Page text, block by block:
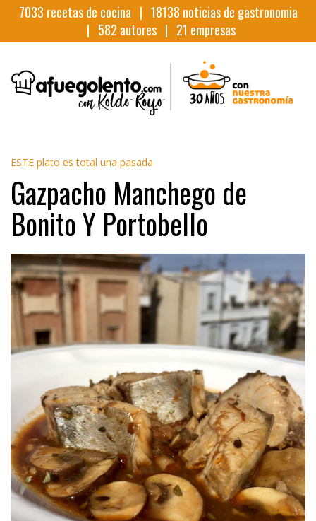
7033 recetas de cocina | 18138 noticias de gastronomia
| 582 autores | 21 empresas
ESTE plato es total una pasada
Gazpacho Manchego de
Bonito Y Portobello